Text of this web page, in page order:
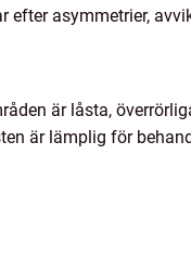
asymmetrier,
är låsta,
är lämplig för